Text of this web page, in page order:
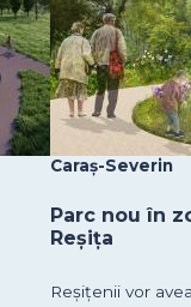
Caraș-Severin
Parc nou în
Reșița
Reșițenii vor